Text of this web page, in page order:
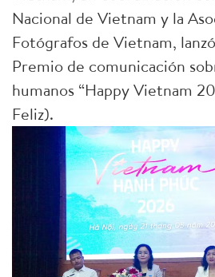
Nacional de Vietnam y la
Fotógrafos de Vietnam,
Premio de comunicación
humanos “Happy Vietnam
Feliz).